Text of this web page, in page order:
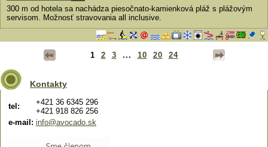
300 m od hotela sa nachádza piesočnato-kamienková pláž s plážovým
servisom. Možnosť stravovania all inclusive.
1 2 3 ... 10 20 24
Kontakty
tel:
+421 36 6345 296
+421 918 826 256
e-mail: info@avocado.sk